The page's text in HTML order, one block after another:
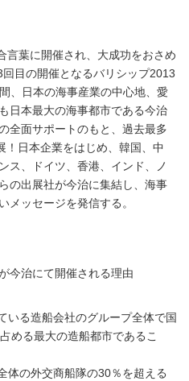
言葉に開催され、大成功をおさめ
目の開催となるバリシップ2013
、日本の海事産業の中心地、愛
日本最大の海事都市である今治
全面サポートのもと、過去最多
！日本企業をはじめ、韓国、中
ス、ドイツ、香港、インド、ノ
の出展社が今治に集結し、海事
メッセージを発信する。
今治にて開催される理由
いる造船会社のグループ全体で国
める最大の造船都市であるこ
体の外交商船隊の30％を超える